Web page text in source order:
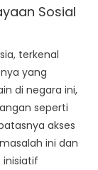
Sosial
terkenal
yang
di negara ini,
seperti
akses
ini dan